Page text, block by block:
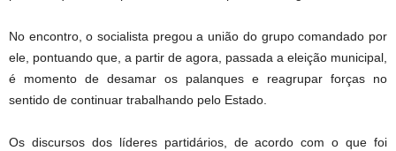
No encontro, o socialista pregou a união do grupo comandado por
ele, pontuando que, a partir de agora, passada a eleição municipal,
é momento de desamar os palanques e reagrupar forças no
sentido de continuar trabalhando pelo Estado.
Os discursos dos líderes partidários, de acordo com o que foi